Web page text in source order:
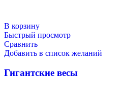
В корзину
Быстрый просмотр
Сравнить
Добавить в список желаний
Гигантские весы